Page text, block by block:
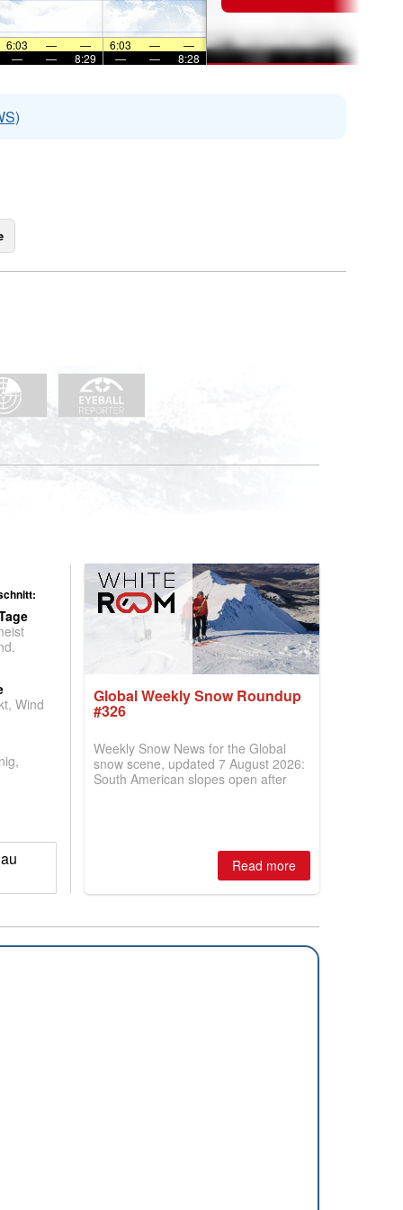
6:03 — — 6:03 —
—
— — 8:29 — — 8:28
Wind
Global Weekly Snow Roundup
#326
Weekly Snow News for the Global
snow scene, updated 7 August 2026:
South American slopes open after
two outdoor areas still open.
Read more